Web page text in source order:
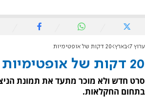
ערוץ 7 בארץ 20 דקות של אופטימיות
20 דקות של אופטימיות
סרט חדש ולא מוכר מתעד את תמונת
בתחום החקלאות.